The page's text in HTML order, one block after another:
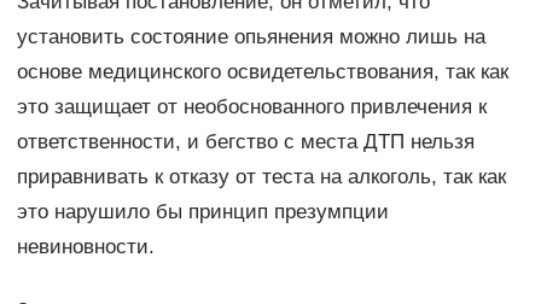
установить состояние опьянения можно лишь на
основе медицинского освидетельствования, так как
это защищает от необоснованного привлечения к
ответственности, и бегство с места ДТП нельзя
приравнивать к отказу от теста на алкоголь, так как
это нарушило бы принцип презумпции
невиновности.